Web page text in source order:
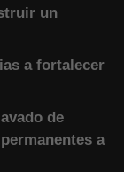
un
a fortalecer
de
a